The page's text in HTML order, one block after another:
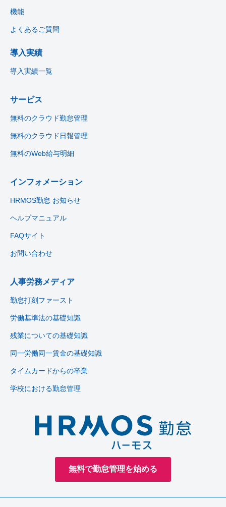
機能
よくあるご質問
導入実績
導入実績一覧
サービス
無料のクラウド勤怠管理
無料のクラウド日報管理
無料のWeb給与明細
インフォメーション
HRMOS勤怠 お知らせ
ヘルプマニュアル
FAQサイト
お問い合わせ
人事労務メディア
勤怠打刻ファースト
労働基準法の基礎知識
残業についての基礎知識
同一労働同一賃金の基礎知識
タイムカードからの卒業
学校における勤怠管理
無料で勤怠管理を始める